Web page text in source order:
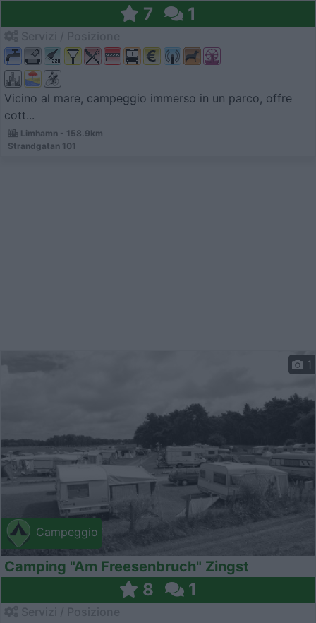
7 1
Vicino al mare, campeggio immerso in un parco, offre
cott...
Limhamn - 158.9km
Strandgatan 101
Campeggio
1
Camping "Am Freesenbruch" Zingst
8 1